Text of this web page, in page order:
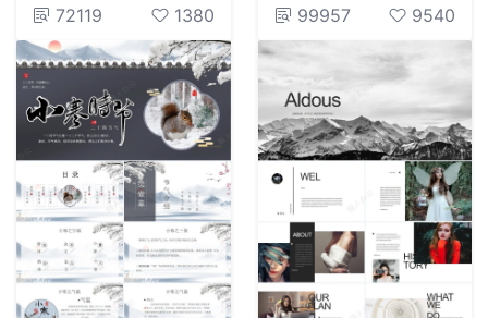
72119 1380 99957 9540